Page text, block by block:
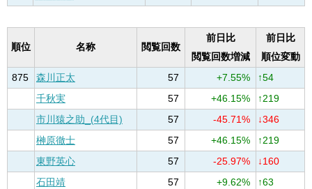
順位 名称 閲覧回数
前日比
閲覧回数増減
前日比
順位変動
875
森川正太 57 +7.55%
↑54
千秋実
57 +46.15%
↑219
市川猿之助_(4代目)
57 -45.71%
↓346
榊原徹士
57 +46.15%
↑219
東野英心
57 -25.97%
↓160
石田靖
57 +9.62%
↑63